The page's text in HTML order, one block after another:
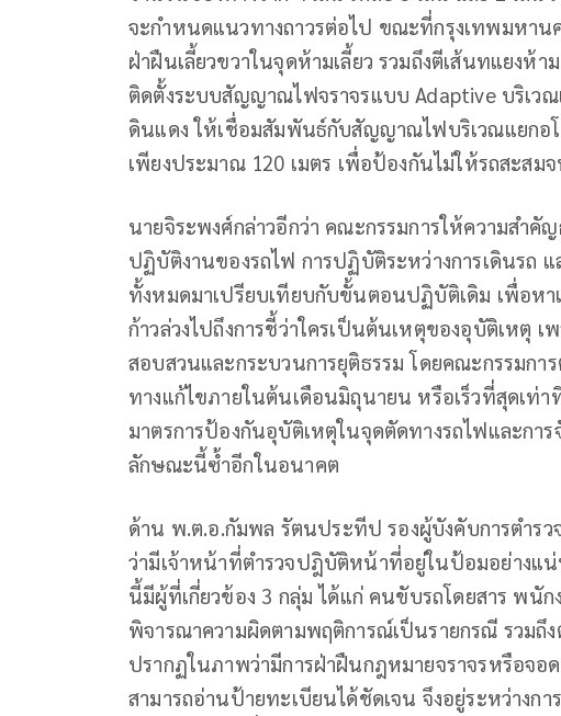
จะกำหนดแนวทางถาวรต่อไป ขณะที่กรุงเทพมหาน
ฝ่าฝืนเลี้ยวขวาในจุดห้ามเลี้ยว รวมถึงตีเส้นทแยงห้
ติดตั้งระบบสัญญาณไฟจราจรแบบ Adaptive บริเว
ดินแดง ให้เชื่อมสัมพันธ์กับสัญญาณไฟบริเวณแยกอโ
เพียงประมาณ 120 เมตร เพื่อป้องกันไม่ให้รถสะสม
นายจิระพงศ์กล่าวอีกว่า คณะกรรมการให้ความสำคั
ปฏิบัติงานของรถไฟ การปฏิบัติระหว่างการเดินรถ
ทั้งหมดมาเปรียบเทียบกับขั้นตอนปฏิบัติเดิม เพื่อห
ก้าวล่วงไปถึงการชี้ว่าใครเป็นต้นเหตุของอุบัติเหตุ
สอบสวนและกระบวนการยุติธรรม โดยคณะกรรมกา
ทางแก้ไขภายในต้นเดือนมิถุนายน หรือเร็วที่สุดเท่
มาตรการป้องกันอุบัติเหตุในจุดตัดทางรถไฟและการ
ลักษณะนี้ซ้ำอีกในอนาคต
ด้าน พ.ต.อ.กัมพล รัตนประทีป รองผู้บังคับการตำร
ว่ามีเจ้าหน้าที่ตำรวจปฎิบัติหน้าที่อยู่ในป้อมอย่างแ
นี้มีผู้ที่เกี่ยวข้อง 3 กลุ่ม ได้แก่ คนขับรถโดยสาร พนั
พิจารณาความผิดตามพฤติการณ์เป็นรายกรณี รวมถึ
ปรากฏในภาพว่ามีการฝ่าฝืนกฎหมายจราจรหรือจอ
สามารถอ่านป้ายทะเบียนได้ชัดเจน จึงอยู่ระหว่างก